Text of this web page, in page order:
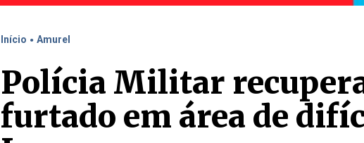
Início . Amurel
Polícia Militar
furtado em área de